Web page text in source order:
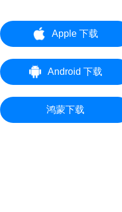
Apple 下载
Android 下载
鸿蒙下载